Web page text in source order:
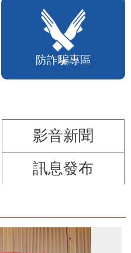
防詐騙專區
影音新聞
訊息發布